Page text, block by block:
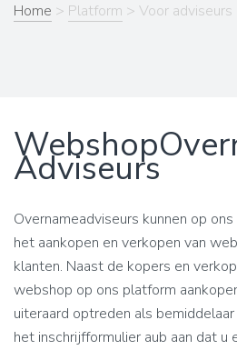
Home > Platform > Voor adviseurs
Adviseurs
Overnameadviseurs kunnen op
het aankopen en verkopen van
klanten. Naast de kopers en
webshop op ons platform
uiteraard optreden als
het inschrijfformulier aub aan dat u